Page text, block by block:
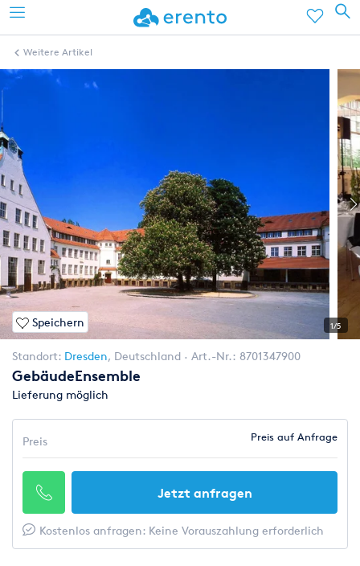
Weitere Artikel
Speichern 1/5
Standort: Dresden, Deutschland Art.-Nr.: 8701347900
GebäudeEnsemble
Lieferung möglich
Preis Preis auf Anfrage
Jetzt anfragen
Kostenlos anfragen: Keine Vorauszahlung erforderlich